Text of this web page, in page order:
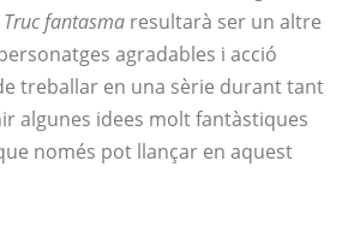
Truc fantasma resultarà ser un altre
agradables i acció
treballar en una sèrie durant tant
algunes idees molt fantàstiques
només pot llançar en aquest